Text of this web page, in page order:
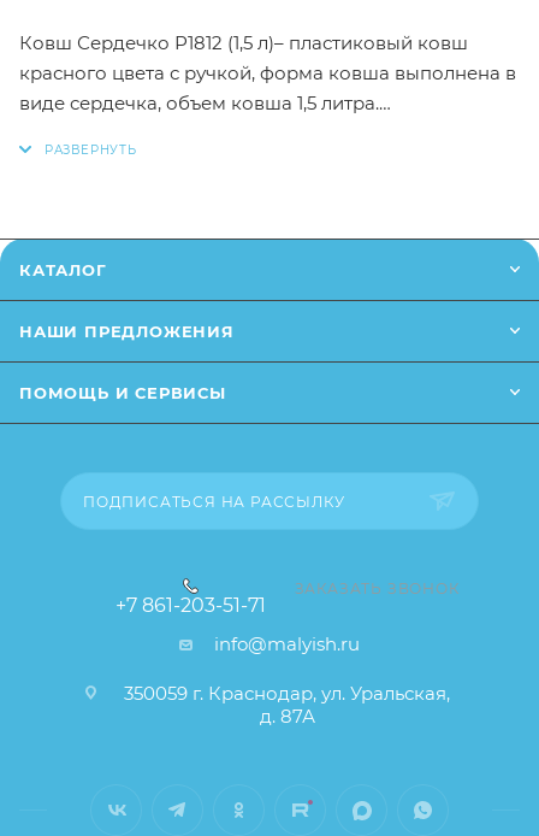
Ковш Сердечко Р1812 (1,5 л)– пластиковый ковш
красного цвета с ручкой, форма ковша выполнена в
виде сердечка, объем ковша 1,5 литра.
КАТАЛОГ
НАШИ ПРЕДЛОЖЕНИЯ
ПОМОЩЬ И СЕРВИСЫ
ПОДПИСАТЬСЯ НА РАССЫЛКУ
+7 861-203-51-71
ЗАКАЗАТЬ ЗВОНОК
info@malyish.ru
350059 г. Краснодар, ул. Уральская,
д. 87А